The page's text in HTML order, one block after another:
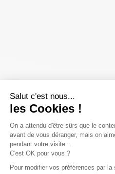
Salut c'est nous...
les Cookies !
On a attendu d'être sûrs que le
avant de vous déranger, mais on
pendant votre visite...
C'est OK pour vous ?
Pour modifier vos préférences par